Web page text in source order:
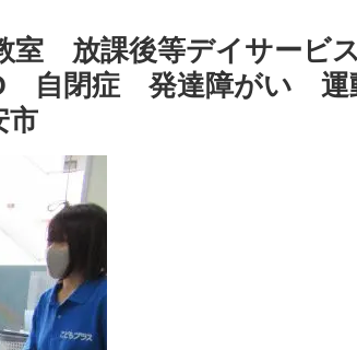
室 放課後等デイサービ
自閉症 発達障がい 運